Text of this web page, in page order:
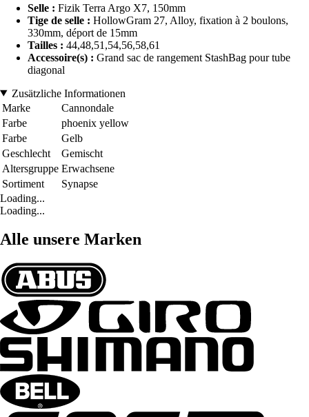
Selle : Fizik Terra Argo X7, 150mm
Tige de selle : HollowGram 27, Alloy, fixation à 2 boulons,
330mm, déport de 15mm
Tailles : 44,48,51,54,56,58,61
Accessoire(s) : Grand sac de rangement StashBag pour tube
diagonal
Zusätzliche Informationen
Marke
Cannondale
Farbe
phoenix yellow
Farbe
Gelb
Geschlecht
Gemischt
Altersgruppe Erwachsene
Sortiment
Synapse
Loading...
Loading...
Alle unsere Marken